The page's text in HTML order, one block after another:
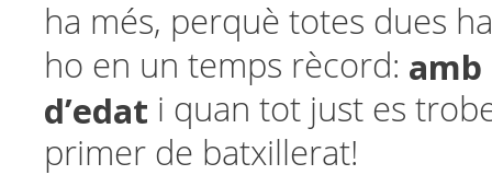
ha més, perquè totes dues
ho en un temps rècord: amb
d’edat i quan tot just es
primer de batxillerat!